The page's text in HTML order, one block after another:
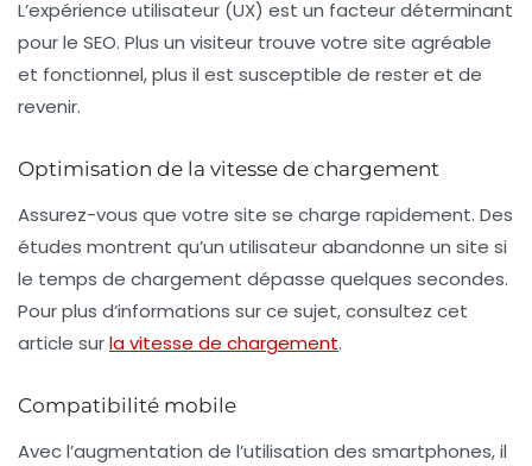
L’expérience utilisateur (UX) est un facteur déterminant
pour le SEO. Plus un visiteur trouve votre site agréable
et fonctionnel, plus il est susceptible de rester et de
revenir.
Optimisation de la vitesse de chargement
Assurez-vous que votre site se charge rapidement. Des
études montrent qu’un utilisateur abandonne un site si
le temps de chargement dépasse quelques secondes.
Pour plus d’informations sur ce sujet, consultez cet
article surla vitesse de chargement.
Compatibilité mobile
Avec l’augmentation de l’utilisation des smartphones, il